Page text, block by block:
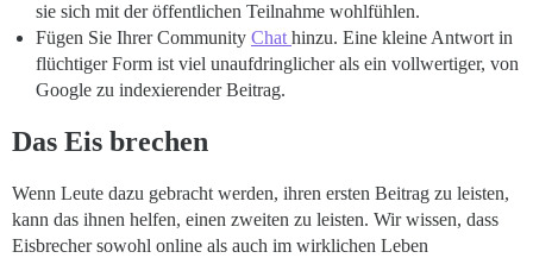
sie sich mit der öffentlichen Teilnahme wohlfühlen.
Fügen Sie Ihrer Community Chat hinzu. Eine kleine Antwort in
flüchtiger Form ist viel unaufdringlicher als ein vollwertiger, von
Google zu indexierender Beitrag.
Das Eis brechen
Wenn Leute dazu gebracht werden, ihren ersten Beitrag zu leisten,
kann das ihnen helfen, einen zweiten zu leisten. Wir wissen, dass
Eisbrecher sowohl online als auch im wirklichen Leben